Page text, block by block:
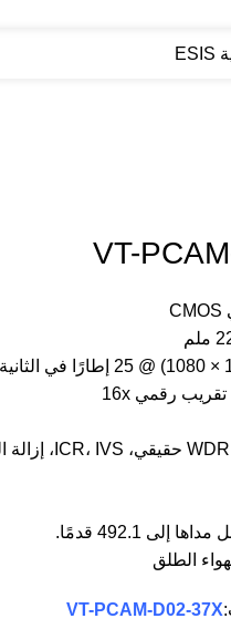
VT-
VT-PCAM-D02-37X